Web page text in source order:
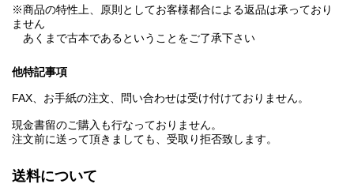
※商品の特性上、原則としてお客様都合による返品は承っており
ません
あくまで古本であるということをご了承下さい
他特記事項
FAX、お手紙の注文、問い合わせは受け付けておりません。
現金書留のご購入も行なっておりません。
注文前に送って頂きましても、受取り拒否致します。
送料について